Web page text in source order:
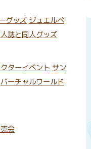
グッズ ジュエルペ
誌と同人グッズ
ターイベント サン
バーチャルワールド
会